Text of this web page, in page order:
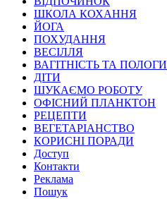
ШКОЛА КОХАННЯ
ЙОГА
ПОХУДАННЯ
ВЕСІЛЛЯ
ВАГІТНІСТЬ ТА ПОЛОГИ
ДІТИ
ШУКАЄМО РОБОТУ
ОФІСНИЙ ПЛАНКТОН
РЕЦЕПТИ
ВЕГЕТАРІАНСТВО
КОРИСНІ ПОРАДИ
Доступ
Контакти
Реклама
Пошук